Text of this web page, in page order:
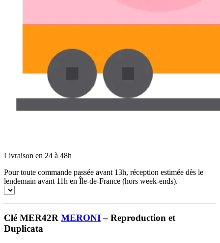
Livraison en 24 à 48h
Pour toute commande passée avant 13h, réception estimée dès le
lendemain avant 11h en Île-de-France (hors week-ends).
Clé MER42R MERONI– Reproduction et
Duplicata